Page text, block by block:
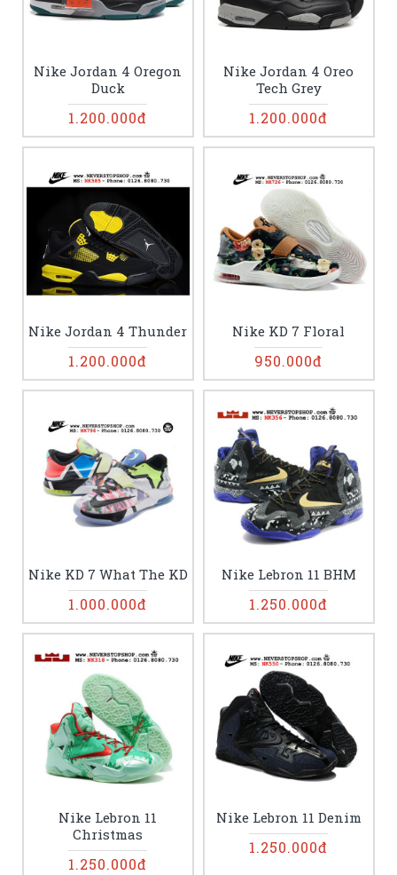
Nike Jordan 4 Oregon
Duck
1.200.000đ
Nike Jordan 4 Oreo
Tech Grey
1.200.000đ
Nike Jordan 4 Thunder
1.200.000đ
Nike KD 7 Floral
950.000đ
Nike KD 7 What The KD
1.000.000đ
Nike Lebron 11 BHM
1.250.000đ
Nike Lebron 11
Christmas
1.250.000đ
Nike Lebron 11 Denim
1.250.000đ